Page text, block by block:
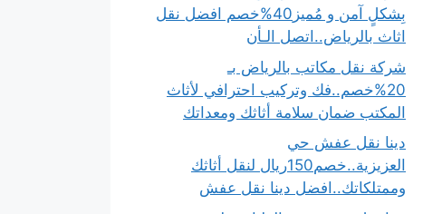
بِشكلٍ آمن و مُميز40%خصم افضل نقل
اثاث بالرياض..اتصل الـأن
شركة نقل مكاتب بالرياض بـ
20%خصم..فك وتركيب احترافي لأثاث
المكتب ضمان سلامة أثاثك ومعداتك
دينا نقل عفش حي
العزيزية..خصم150ريال لنقل أثاثك
وممتلكاتك..افضل دينا نقل عفش